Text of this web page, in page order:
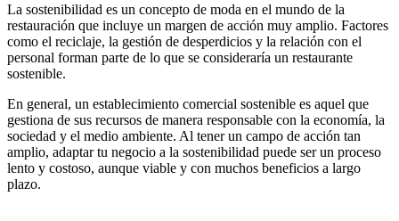
La sostenibilidad es un concepto de moda en el mundo de la
restauración que incluye un margen de acción muy amplio. Factores
como el reciclaje, la gestión de desperdicios y la relación con el
personal forman parte de lo que se consideraría un restaurante
sostenible.
En general, un establecimiento comercial sostenible es aquel que
gestiona de sus recursos de manera responsable con la economía, la
sociedad y el medio ambiente. Al tener un campo de acción tan
amplio, adaptar tu negocio a la sostenibilidad puede ser un proceso
lento y costoso, aunque viable y con muchos beneficios a largo
plazo.